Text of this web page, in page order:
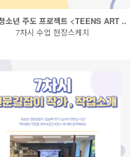
소년 주도 프로젝트 <TEENS ART ..
7차시 수업 현장스케치